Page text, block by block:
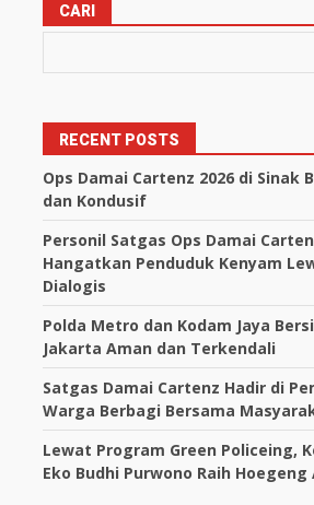
CARI
RECENT POSTS
Ops Damai Cartenz 2026 di Sinak
dan Kondusif
Personil Satgas Ops Damai
Hangatkan Penduduk Kenyam
Dialogis
Polda Metro dan Kodam Jaya
Jakarta Aman dan Terkendali
Satgas Damai Cartenz Hadir di
Warga Berbagi Bersama
Lewat Program Green Policeing,
Eko Budhi Purwono Raih Hoegeng